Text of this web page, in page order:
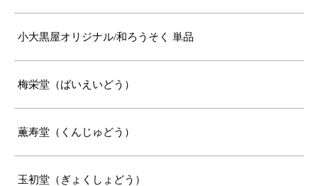
小大黒屋オリジナル/和ろうそく 単品
梅栄堂（ばいえいどう）
薫寿堂（くんじゅどう）
玉初堂（ぎょくしょどう）